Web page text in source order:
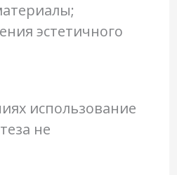
эстетичного
использование
не